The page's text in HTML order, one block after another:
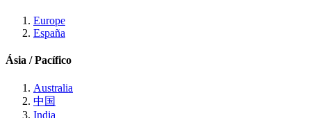
Europe
España
Ásia / Pacífico
Australia
中国
India